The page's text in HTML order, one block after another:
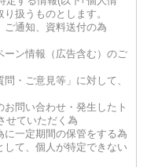
扱うものとします。
ご通知、資料送付の為
ーン情報（広告含む）のご
・ご意見等」に対して、
お問い合わせ・発生したト
せていただく為
に一定期間の保管をする為
して、個人が特定できない